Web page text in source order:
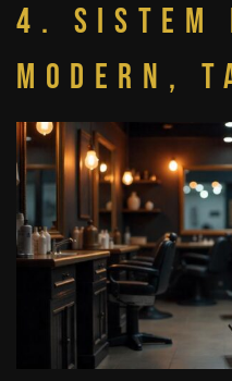
4. Sistem
Modern,